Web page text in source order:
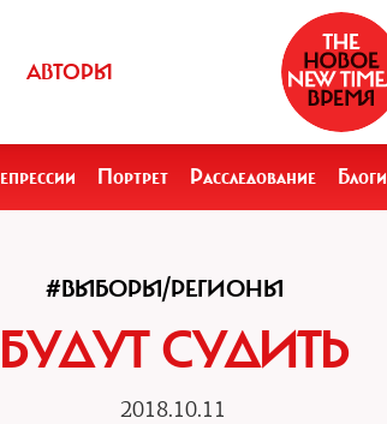
АВТОРЫ
Портрет Расследование Блоги
#ВЫБОРЫ/РЕГИОНЫ
БУДУТ СУДИТЬ
2018.10.11